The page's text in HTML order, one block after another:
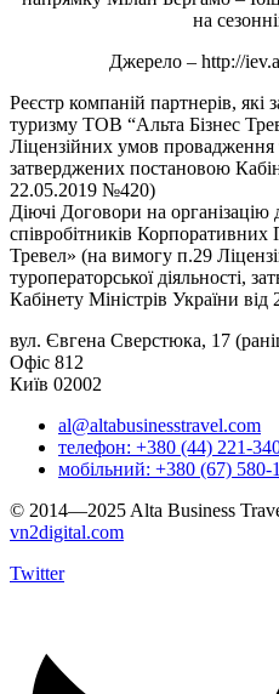
на
Джерело – http://
Реєстр компаній партнерів, які
туризму ТОВ “Альта Бізнес
Ліцензійних умов провадження
затверджених постановою
22.05.2019 №420)
Діючі Договори на організацію
співробітників
Тревел» (на вимогу п.29
туроператорської діяльності,
Кабінету Міністрів України
вул. Євгена Сверстюка, 17
Офіс 812
Київ 02002
al@altabusinesstravel.com
телефон: +380 (44) 221-
мобільний: +380 (67) 580-
© 2014—2025 Alta Business
vn2digital.com
Twitter